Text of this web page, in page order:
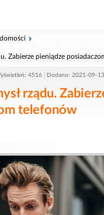
Zabierze pieniądze
4516 Dodano: 2021-09-
rządu.
telefonów